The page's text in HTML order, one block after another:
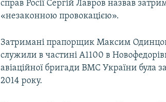
справ Росії Сергій Лавров назвав
«незаконною провокацією».
Затримані прапорщик Максим
служили в частині А1100 в
авіаційної бригади ВМС України була
2014 року.